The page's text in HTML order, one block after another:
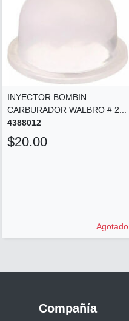
INYECTOR BOMBIN
CARBURADOR WALBRO # 2...
4388012
$20.00
Agotado
Compañía